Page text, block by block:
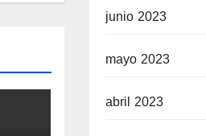
junio 2023
mayo 2023
abril 2023